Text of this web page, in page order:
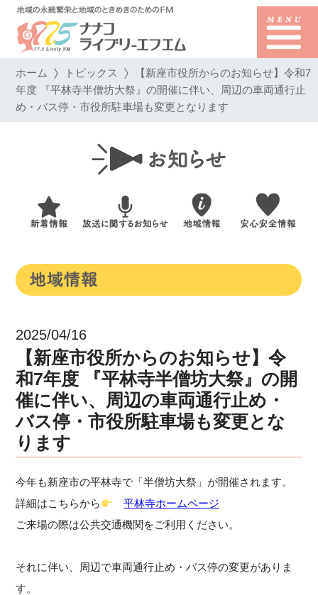
ホーム トピックス 【新座市役所からのお知らせ】令和7
年度 『平林寺半僧坊大祭』の開催に伴い、周辺の車両通行止
め・バス停・市役所駐車場も変更となります
2025/04/16
【新座市役所からのお知らせ】令
和7年度 『平林寺半僧坊大祭』の開
催に伴い、周辺の車両通行止め・
バス停・市役所駐車場も変更とな
ります
今年も新座市の平林寺で「半僧坊大祭」が開催されます。
詳細はこちらから 平林寺ホームページ
ご来場の際は公共交通機関をご利用ください。
それに伴い、周辺で車両通行止め・バス停の変更がありま
す。